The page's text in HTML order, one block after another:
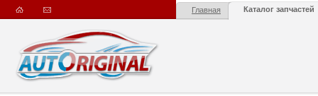
Главная Каталог запчастей